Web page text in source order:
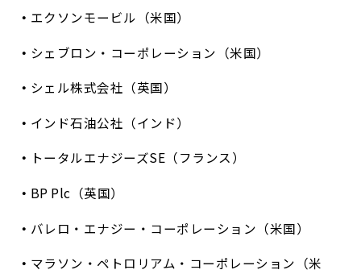
エクソンモービル（米国）
シェブロン・コーポレーション（米国）
シェル株式会社（英国）
インド石油公社（インド）
トータルエナジーズSE（フランス）
BP Plc（英国）
バレロ・エナジー・コーポレーション（米国）
マラソン・ペトロリアム・コーポレーション（米